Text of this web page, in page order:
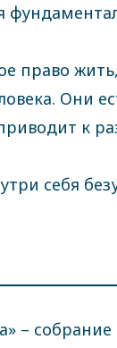
право
Они
к
себя
–